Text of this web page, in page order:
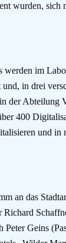
wurden, sich
werden im
in drei
der Abteilung
400
und
an das
Richard
Geins